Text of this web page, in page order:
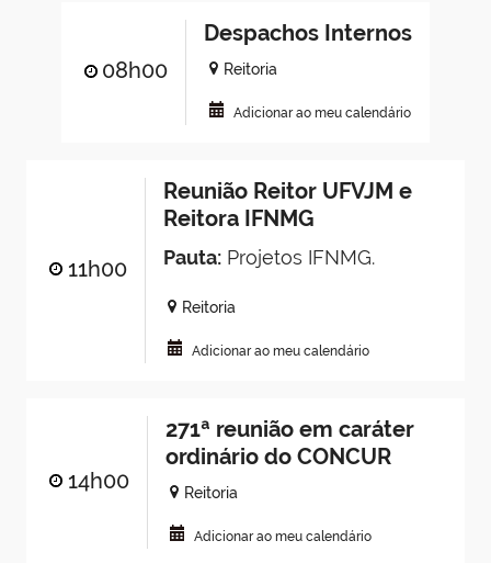
08h00
Despachos Internos
Reitoria
Adicionar ao meu calendário
11h00
Reunião Reitor UFVJM e
Reitora IFNMG
Pauta:Projetos IFNMG.
Reitoria
Adicionar ao meu calendário
14h00
271ª reunião em caráter
ordinário do CONCUR
Reitoria
Adicionar ao meu calendário